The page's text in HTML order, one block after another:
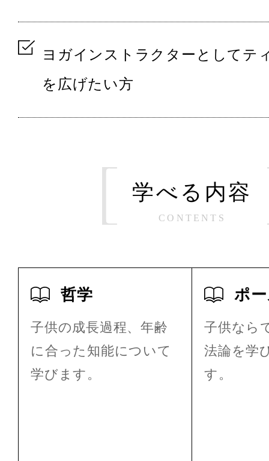
ヨガインストラクターとしてテ
を広げたい方
学べる内容
CONTENTS
哲学
子供の成長過程、年齢
に合った知能について
学びます。
ポ
子供なら
法論を学
す。